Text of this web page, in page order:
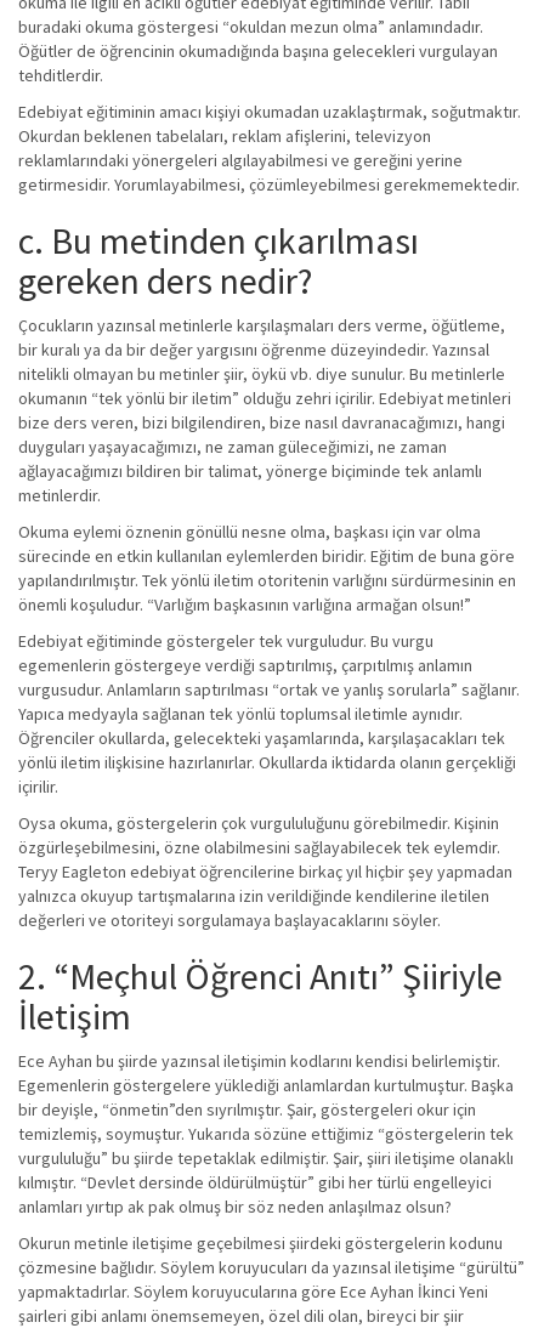
buradaki okuma göstergesi “okuldan mezun olma” anlamındadır.
Öğütler de öğrencinin okumadığında başına gelecekleri vurgulayan
tehditlerdir.
Edebiyat eğitiminin amacı kişiyi okumadan uzaklaştırmak, soğutmaktır.
Okurdan beklenen tabelaları, reklam afişlerini, televizyon
reklamlarındaki yönergeleri algılayabilmesi ve gereğini yerine
getirmesidir. Yorumlayabilmesi, çözümleyebilmesi gerekmemektedir.
c. Bu metinden çıkarılması
gereken ders nedir?
Çocukların yazınsal metinlerle karşılaşmaları ders verme, öğütleme,
bir kuralı ya da bir değer yargısını öğrenme düzeyindedir. Yazınsal
nitelikli olmayan bu metinler şiir, öykü vb. diye sunulur. Bu metinlerle
okumanın “tek yönlü bir iletim” olduğu zehri içirilir. Edebiyat metinleri
bize ders veren, bizi bilgilendiren, bize nasıl davranacağımızı, hangi
duyguları yaşayacağımızı, ne zaman güleceğimizi, ne zaman
ağlayacağımızı bildiren bir talimat, yönerge biçiminde tek anlamlı
metinlerdir.
Okuma eylemi öznenin gönüllü nesne olma, başkası için var olma
sürecinde en etkin kullanılan eylemlerden biridir. Eğitim de buna göre
yapılandırılmıştır. Tek yönlü iletim otoritenin varlığını sürdürmesinin en
önemli koşuludur. “Varlığım başkasının varlığına armağan olsun!”
Edebiyat eğitiminde göstergeler tek vurguludur. Bu vurgu
egemenlerin göstergeye verdiği saptırılmış, çarpıtılmış anlamın
vurgusudur. Anlamların saptırılması “ortak ve yanlış sorularla” sağlanır.
Yapıca medyayla sağlanan tek yönlü toplumsal iletimle aynıdır.
Öğrenciler okullarda, gelecekteki yaşamlarında, karşılaşacakları tek
yönlü iletim ilişkisine hazırlanırlar. Okullarda iktidarda olanın gerçekliği
içirilir.
Oysa okuma, göstergelerin çok vurgululuğunu görebilmedir. Kişinin
özgürleşebilmesini, özne olabilmesini sağlayabilecek tek eylemdir.
Teryy Eagleton edebiyat öğrencilerine birkaç yıl hiçbir şey yapmadan
yalnızca okuyup tartışmalarına izin verildiğinde kendilerine iletilen
değerleri ve otoriteyi sorgulamaya başlayacaklarını söyler.
2. “Meçhul Öğrenci Anıtı” Şiiriyle
İletişim
Ece Ayhan bu şiirde yazınsal iletişimin kodlarını kendisi belirlemiştir.
Egemenlerin göstergelere yüklediği anlamlardan kurtulmuştur. Başka
bir deyişle, “önmetin”den sıyrılmıştır. Şair, göstergeleri okur için
temizlemiş, soymuştur. Yukarıda sözüne ettiğimiz “göstergelerin tek
vurgululuğu” bu şiirde tepetaklak edilmiştir. Şair, şiiri iletişime olanaklı
kılmıştır. “Devlet dersinde öldürülmüştür” gibi her türlü engelleyici
anlamları yırtıp ak pak olmuş bir söz neden anlaşılmaz olsun?
Okurun metinle iletişime geçebilmesi şiirdeki göstergelerin kodunu
çözmesine bağlıdır. Söylem koruyucuları da yazınsal iletişime “gürültü”
yapmaktadırlar. Söylem koruyucularına göre Ece Ayhan İkinci Yeni
şairleri gibi anlamı önemsemeyen, özel dili olan, bireyci bir şiir